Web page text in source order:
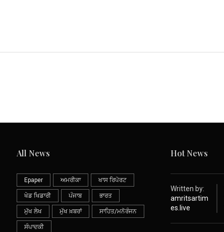
All News
Epaper ਅਮਰੀਕਾ ਖਾਸ ਰਿਪੋਰਟ
ਖੇਡ ਖਿਡਾਰੀ ਪੰਜਾਬ ਭਾਰਤ
ਮੁੱਖ ਲੇਖ ਮੁੱਖ ਖ਼ਬਰਾਂ ਸਾਹਿਤ/ਮਨੋਰੰਜਨ
ਸੰਪਾਦਕੀ
Hot News
Written by:
amritsartim
es.live